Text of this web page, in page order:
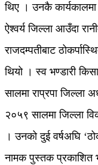
थिए । उनकै कार्यकालमा
ऐश्वर्य जिल्ला आउँदा
राजदम्पतीबाट
थियो । स्व भण्डारी
सालमा राप्रपा जिल्ला
२०५९ सालमा जिल्ला
। उनको दुई वर्षअघि
नामक पुस्तक प्रकाशित